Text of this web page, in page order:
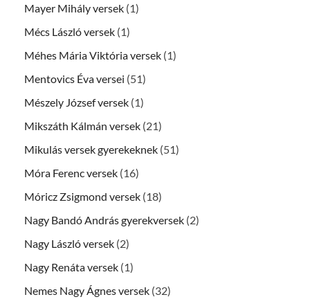
Mayer Mihály versek (1)
Mécs László versek (1)
Méhes Mária Viktória versek (1)
Mentovics Éva versei (51)
Mészely József versek (1)
Mikszáth Kálmán versek (21)
Mikulás versek gyerekeknek (51)
Móra Ferenc versek (16)
Móricz Zsigmond versek (18)
Nagy Bandó András gyerekversek (2)
Nagy László versek (2)
Nagy Renáta versek (1)
Nemes Nagy Ágnes versek (32)